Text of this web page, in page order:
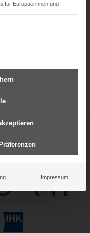
für
für Europäerinnen und
für die eine
Impressum